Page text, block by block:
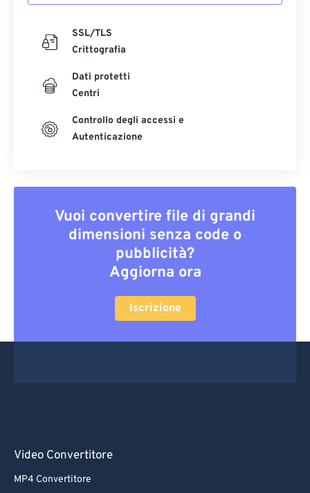
SSL/TLS
Crittografia
Dati protetti
Centri
Controllo degli accessi e
Autenticazione
Vuoi convertire file di grandi
dimensioni senza code o
pubblicità?
Aggiorna ora
Iscrizione
Video Convertitore
MP4 Convertitore